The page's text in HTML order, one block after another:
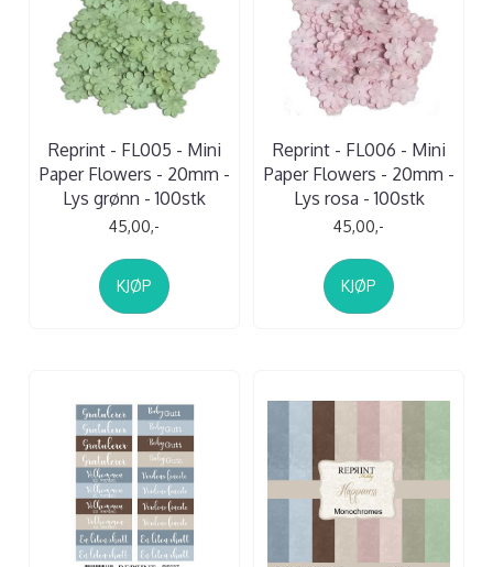
Reprint - FL005 - Mini
Paper Flowers - 20mm -
Lys grønn - 100stk
45,00,-
KJØP
Reprint - FL006 - Mini
Paper Flowers - 20mm -
Lys rosa - 100stk
45,00,-
KJØP